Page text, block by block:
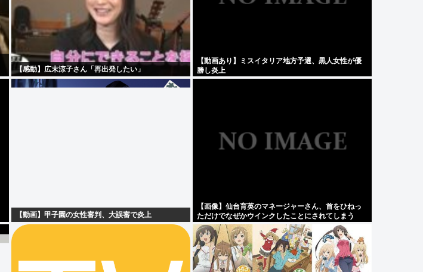
【感動】広末涼子さん「再出発したい」
【動画あり】ミスイタリア地方予選、黒人女性が優
勝し炎上
【動画】甲子園の女性審判、大誤審で炎上
【画像】仙台育英のマネージャーさん、首をひねっ
ただけでなぜかウインクしたことにされてしまう
www